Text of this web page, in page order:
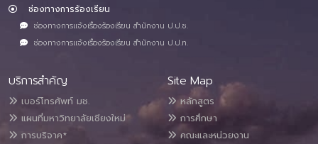
ช่องทางการร้องเรียน
ช่องทางการแจ้งเรื่องร้องเรียน สำนักงาน ป.ป.ช.
ช่องทางการแจ้งเรื่องร้องเรียน สำนักงาน ป.ป.ท.
บริการสำคัญ
เบอร์โทรศัพท์ มช.
แผนที่มหาวิทยาลัยเชียงใหม่
การบริจาค*
Site Map
หลักสูตร
การศึกษา
คณะและหน่วยงาน